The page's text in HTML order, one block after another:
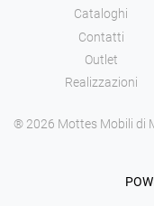
Cataloghi
Contatti
Outlet
Realizzazioni
® 2026 Mottes Mobili di